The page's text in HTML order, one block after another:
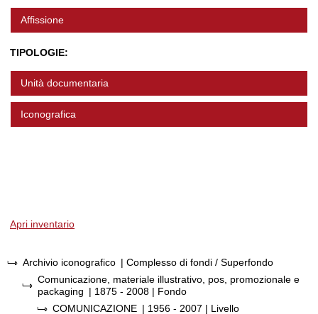
Affissione
TIPOLOGIE:
Unità documentaria
Iconografica
Apri inventario
Archivio iconografico | Complesso di fondi / Superfondo
Comunicazione, materiale illustrativo, pos, promozionale e
packaging | 1875 - 2008 | Fondo
COMUNICAZIONE | 1956 - 2007 | Livello